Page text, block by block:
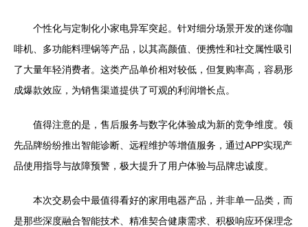
个性化与定制化小家电异军突起。针对细分场景开发的迷你咖
啡机、多功能料理锅等产品，以其高颜值、便携性和社交属性吸引
了大量年轻消费者。这类产品单价相对较低，但复购率高，容易形
成爆款效应，为销售渠道提供了可观的利润增长点。
值得注意的是，售后服务与数字化体验成为新的竞争维度。领
先品牌纷纷推出智能诊断、远程维护等增值服务，通过APP实现产
品使用指导与故障预警，极大提升了用户体验与品牌忠诚度。
本次交易会中最值得看好的家用电器产品，并非单一品类，而
是那些深度融合智能技术、精准契合健康需求、积极响应环保理念